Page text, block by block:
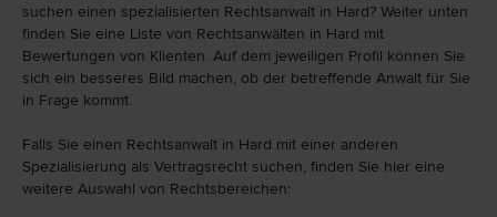
suchen einen spezialisierten Rechtsanwalt in Hard? Weiter unten
finden Sie eine Liste von Rechtsanwälten in Hard mit
Bewertungen von Klienten. Auf dem jeweiligen Profil können Sie
sich ein besseres Bild machen, ob der betreffende Anwalt für Sie
in Frage kommt.
Falls Sie einen Rechtsanwalt in Hard mit einer anderen
Spezialisierung als Vertragsrecht suchen, finden Sie hier eine
weitere Auswahl von Rechtsbereichen: